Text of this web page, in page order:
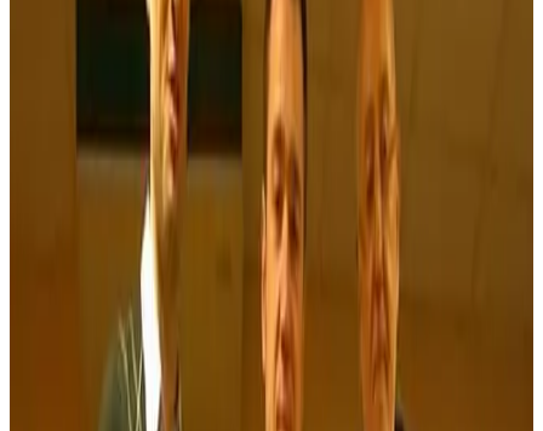
Spécialisée dans le doublage en breton, l'association Dizale sort
deux nouveaux DVD. Et travaille sur Le cheval d'orgueil, de